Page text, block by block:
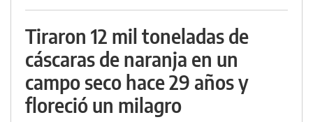
Tiraron 12 mil toneladas de
cáscaras de naranja en un
campo seco hace 29 años y
floreció un milagro